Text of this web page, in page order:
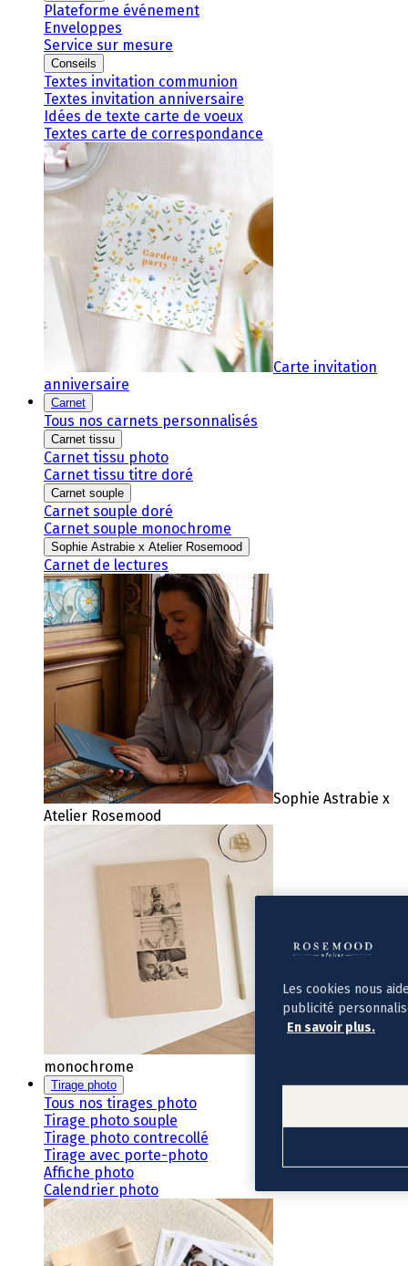
Plateforme événement
Enveloppes
Service sur mesure
Conseils
Textes invitation communion
Textes invitation anniversaire
Idées de texte carte de voeux
Textes carte de correspondance
Carte invitation
anniversaire
Carnet
Tous nos carnets personnalisés
Carnet tissu
Carnet tissu photo
Carnet tissu titre doré
Carnet souple
Carnet souple doré
Carnet souple monochrome
Sophie Astrabie x Atelier Rosemood
Carnet de lectures
Sophie Astrabie x
Atelier Rosemood
monochrome
Tirage photo
Tous nos tirages photo
Tirage photo souple
Tirage photo contrecollé
Tirage avec porte-photo
Affiche photo
Calendrier photo
Les cookies nous
publicité
En savoir plus.